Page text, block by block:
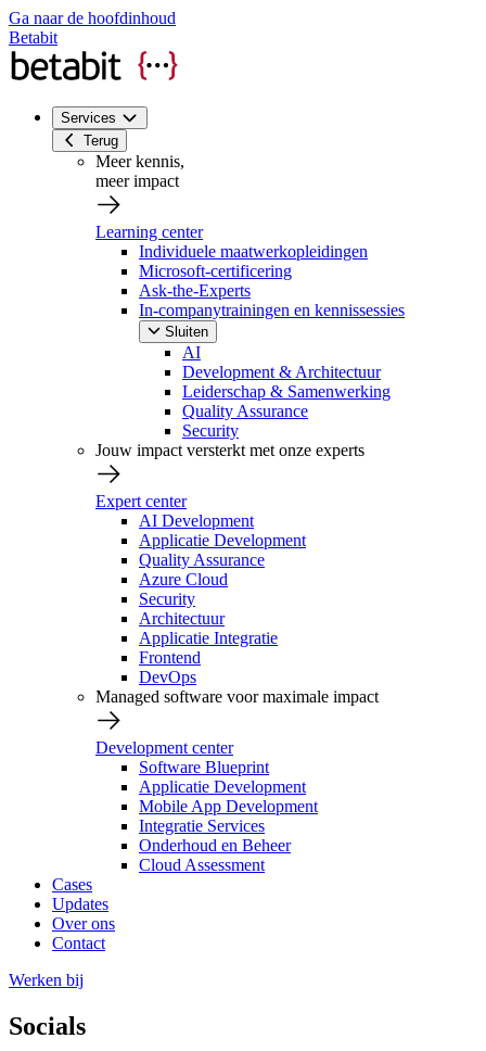
Ga naar de hoofdinhoud
Betabit
Services
Terug
Meer kennis,
meer impact
Learning center
Individuele maatwerkopleidingen
Microsoft-certificering
Ask-the-Experts
In-companytrainingen en kennissessies
Sluiten
AI
Development & Architectuur
Leiderschap & Samenwerking
Quality Assurance
Security
Jouw impact versterkt met onze experts
Expert center
AI Development
Applicatie Development
Quality Assurance
Azure Cloud
Security
Architectuur
Applicatie Integratie
Frontend
DevOps
Managed software voor maximale impact
Development center
Software Blueprint
Applicatie Development
Mobile App Development
Integratie Services
Onderhoud en Beheer
Cloud Assessment
Cases
Updates
Over ons
Contact
Werken bij
Socials